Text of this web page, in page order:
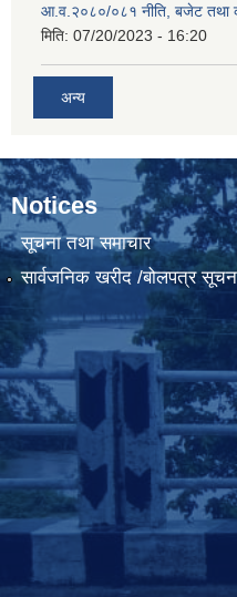
आ.व.२०८०/०८१ नीति, बजेट तथा
मिति: 07/20/2023 - 16:20
अन्य
Notices
सूचना तथा समाचार
सार्वजनिक खरीद /बोलपत्र